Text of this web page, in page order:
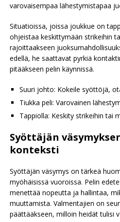
varovaisempaa lähestymistapaa
Situatioissa, joissa joukkue on
ohjeistaa keskittymään strikeihin
rajoittaakseen
edellä, he saattavat pyrkiä
pitääkseen pelin käynnissä.
Suuri johto: Kokeile syöttöjä,
Tiukka peli: Varovainen
Tappiolla: Keskity strikeihin tai
Syöttäjän
konteksti
Syöttäjän väsymys on tärkeä
myöhäisissä vuoroissa. Pelin
menettää nopeutta ja hallintaa,
muuttamista. Valmentajien on
päättääkseen, milloin heidät tulisi